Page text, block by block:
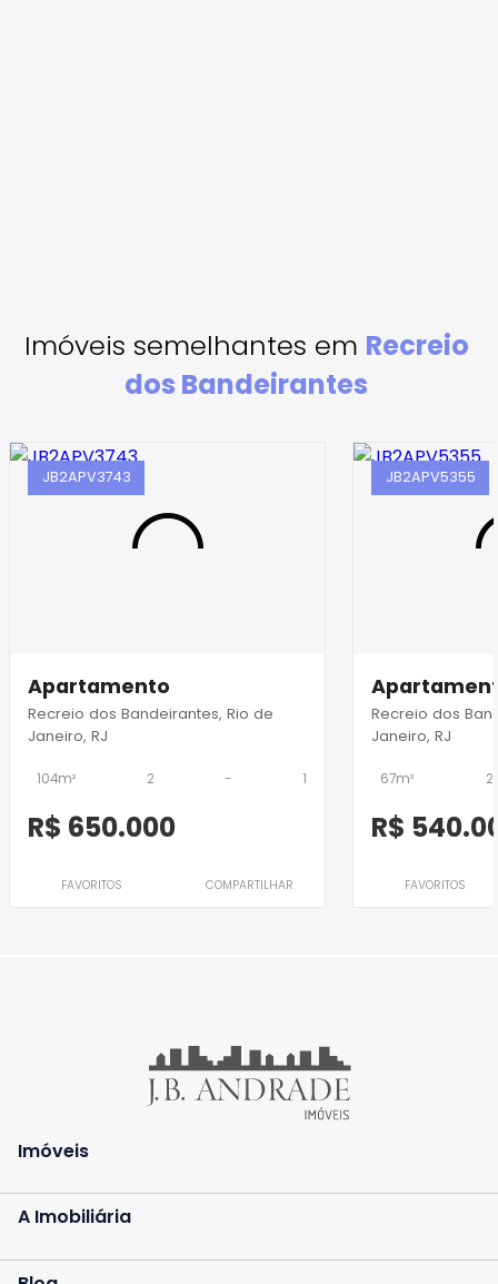
Imóveis semelhantes em Recreio
dos Bandeirantes
JB2APV3743
Apartamento
Recreio dos Bandeirantes, Rio de
Janeiro, RJ
104m² 2 - 1
R$ 650.000
FAVORITOS COMPARTILHAR
JB2APV5355
Recreio dos
Janeiro, RJ
67m² 2
R$
FAVORITOS
Imóveis
A Imobiliária